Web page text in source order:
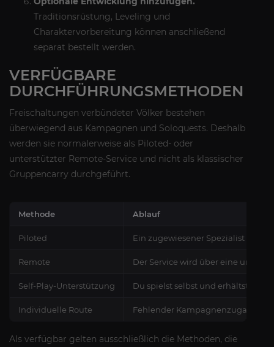
Traditionsrüstung, Leveling und
Charaktervorbereitung können anschließend
separat bestellt werden.
VERFÜGBARE
DURCHFÜHRUNGSMETHODEN
Freischaltungen verbündeter Völker bestehen
überwiegend aus Kampagnen und Soloquests. Deshalb
werden sie normalerweise als Piloted- oder
unterstützter Remote-Service und nicht als klassischer
Gruppencarry durchgeführt.
Methode Ablauf
Piloted Ein zugewiesener Spezialist
Remote Der Service wird über eine
Self-Play-Unterstützung Du spielst selbst und erhältst
Individuelle Route Fehlender Kampagnenzugang,
Als verfügbar gelten ausschließlich die Methoden, die